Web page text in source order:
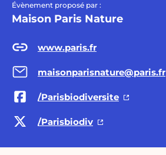
Évènement proposé par :
Maison Paris Nature
www.paris.fr
maisonparisnature@paris.fr
/Parisbiodiversite
/Parisbiodiv